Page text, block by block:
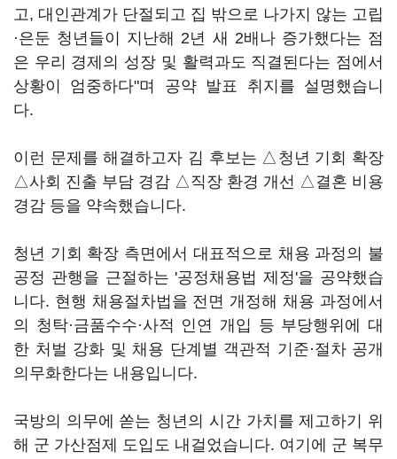
고, 대인관계가 단절되고 집 밖으로 나가지 않는 고립
·은둔 청년들이 지난해 2년 새 2배나 증가했다는 점
은 우리 경제의 성장 및 활력과도 직결된다는 점에서
상황이 엄중하다"며 공약 발표 취지를 설명했습니
다.
이런 문제를 해결하고자 김 후보는 △청년 기회 확장
△사회 진출 부담 경감 △직장 환경 개선 △결혼 비용
경감 등을 약속했습니다.
청년 기회 확장 측면에서 대표적으로 채용 과정의 불
공정 관행을 근절하는 '공정채용법 제정'을 공약했습
니다. 현행 채용절차법을 전면 개정해 채용 과정에서
의 청탁·금품수수·사적 인연 개입 등 부당행위에 대
한 처벌 강화 및 채용 단계별 객관적 기준·절차 공개
의무화한다는 내용입니다.
국방의 의무에 쏟는 청년의 시간 가치를 제고하기 위
해 군 가산점제 도입도 내걸었습니다. 여기에 군 복무